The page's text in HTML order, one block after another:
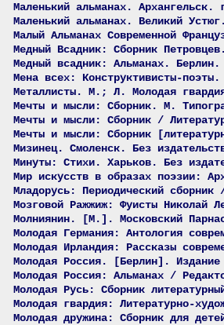
Маленький альманах.
Маленький альманах. Великий
Малый Альманах Современной
Медный Всадник: Сборник
Медный всадник: Альманах.
Мена всех: Конструктивисты-
Металлисты. М.; Л. Молодая
Мечты и мысли: Сборник. М.
Мечты и мысли: Сборник /
Мечты и мысли: Сборник
Мизинец. Смоленск. Без
Минуты: Стихи. Харьков. Без
Мир искусств в образах поэзии:
Младорусь: Периодический
Мозговой Ражжиж: Фуисты Николай
Молниянин. [М.]. Московский
Молодая Германия: Антология
Молодая Ирландия: Рассказы
Молодая Россия. [Берлин].
Молодая Россия: Альманах /
Молодая Русь: Сборник
Молодая гвардия: Литературно-
Молодая дружина: Сборник для